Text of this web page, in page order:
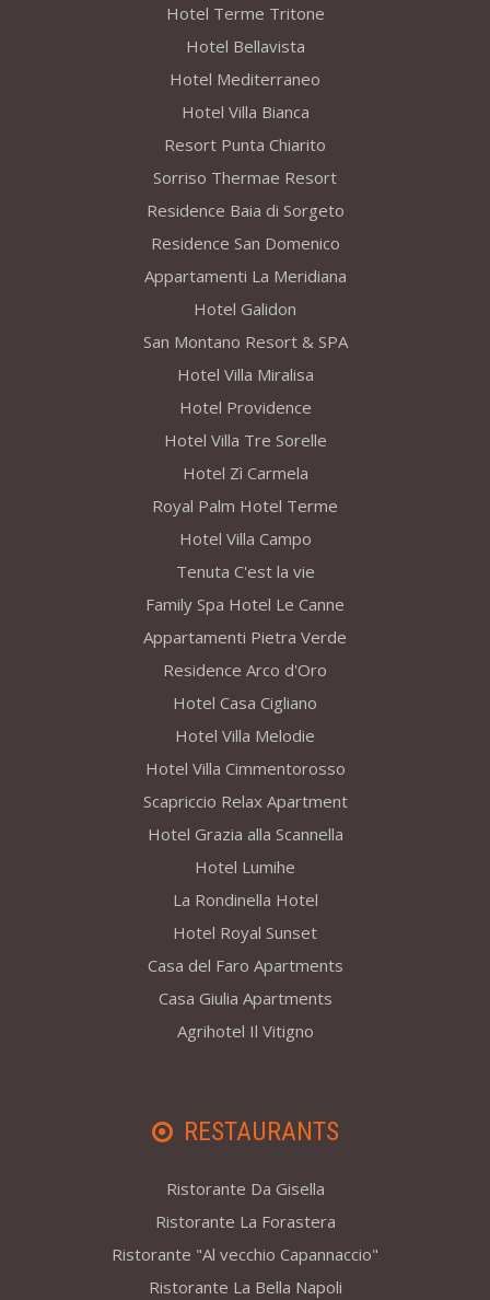
Hotel Terme Tritone
Hotel Bellavista
Hotel Mediterraneo
Hotel Villa Bianca
Resort Punta Chiarito
Sorriso Thermae Resort
Residence Baia di Sorgeto
Residence San Domenico
Appartamenti La Meridiana
Hotel Galidon
San Montano Resort & SPA
Hotel Villa Miralisa
Hotel Providence
Hotel Villa Tre Sorelle
Hotel Zì Carmela
Royal Palm Hotel Terme
Hotel Villa Campo
Tenuta C'est la vie
Family Spa Hotel Le Canne
Appartamenti Pietra Verde
Residence Arco d'Oro
Hotel Casa Cigliano
Hotel Villa Melodie
Hotel Villa Cimmentorosso
Scapriccio Relax Apartment
Hotel Grazia alla Scannella
Hotel Lumihe
La Rondinella Hotel
Hotel Royal Sunset
Casa del Faro Apartments
Casa Giulia Apartments
Agrihotel Il Vitigno
RESTAURANTS
Ristorante Da Gisella
Ristorante La Forastera
Ristorante "Al vecchio Capannaccio"
Ristorante La Bella Napoli